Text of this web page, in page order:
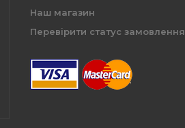
Наш магазин
Перевірити статус замовлення